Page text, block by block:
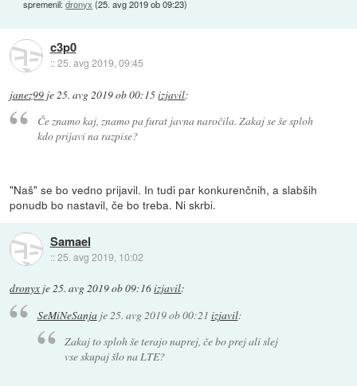
spremenil:dronyx (25. avg 2019 ob 09:23)
c3p0
::25. avg 2019, 09:45
janez99 je25. avg 2019 ob 00:15izjavil:
Če znamo kaj, znamo pa furat javna naročila. Zakaj se še sploh
kdo prijavi na razpise?
"Naš" se bo vedno prijavil. In tudi par konkurenčnih, a slabših
ponudb bo nastavil, če bo treba. Ni skrbi.
Samael
::25. avg 2019, 10:02
dronyx je25. avg 2019 ob 09:16izjavil:
SeMiNeSanjaje25. avg 2019 ob 00:21 izjavil:
Zakaj to sploh še terajo naprej, če bo prej ali slej
vse skupaj šlo na LTE?